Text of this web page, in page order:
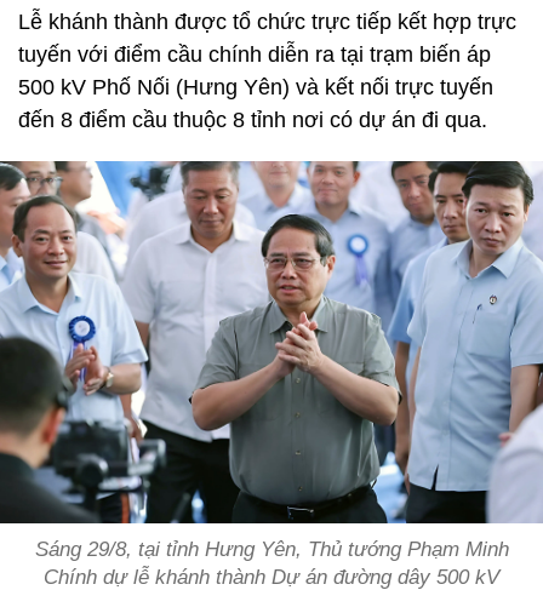
Lễ khánh thành được tổ chức trực tiếp kết hợp trực
tuyến với điểm cầu chính diễn ra tại trạm biến áp
500 kV Phố Nối (Hưng Yên) và kết nối trực tuyến
đến 8 điểm cầu thuộc 8 tỉnh nơi có dự án đi qua.
Sáng 29/8, tại tỉnh Hưng Yên, Thủ tướng Phạm Minh
Chính dự lễ khánh thành Dự án đường dây 500 kV